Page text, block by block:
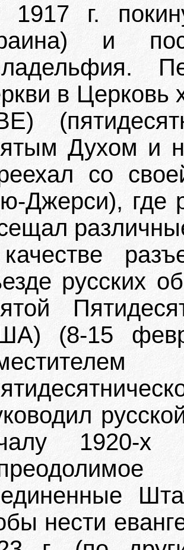
1917 г.
и
в Церковь
Духом и
со
Джерси), где
русских
(8-15
1920-
нести